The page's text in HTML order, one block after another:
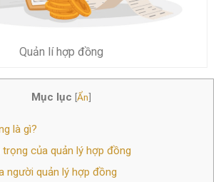
Quản lí hợp đồng
Mục lục [Ẩn]
là gì?
trọng của quản lý hợp đồng
người quản lý hợp đồng